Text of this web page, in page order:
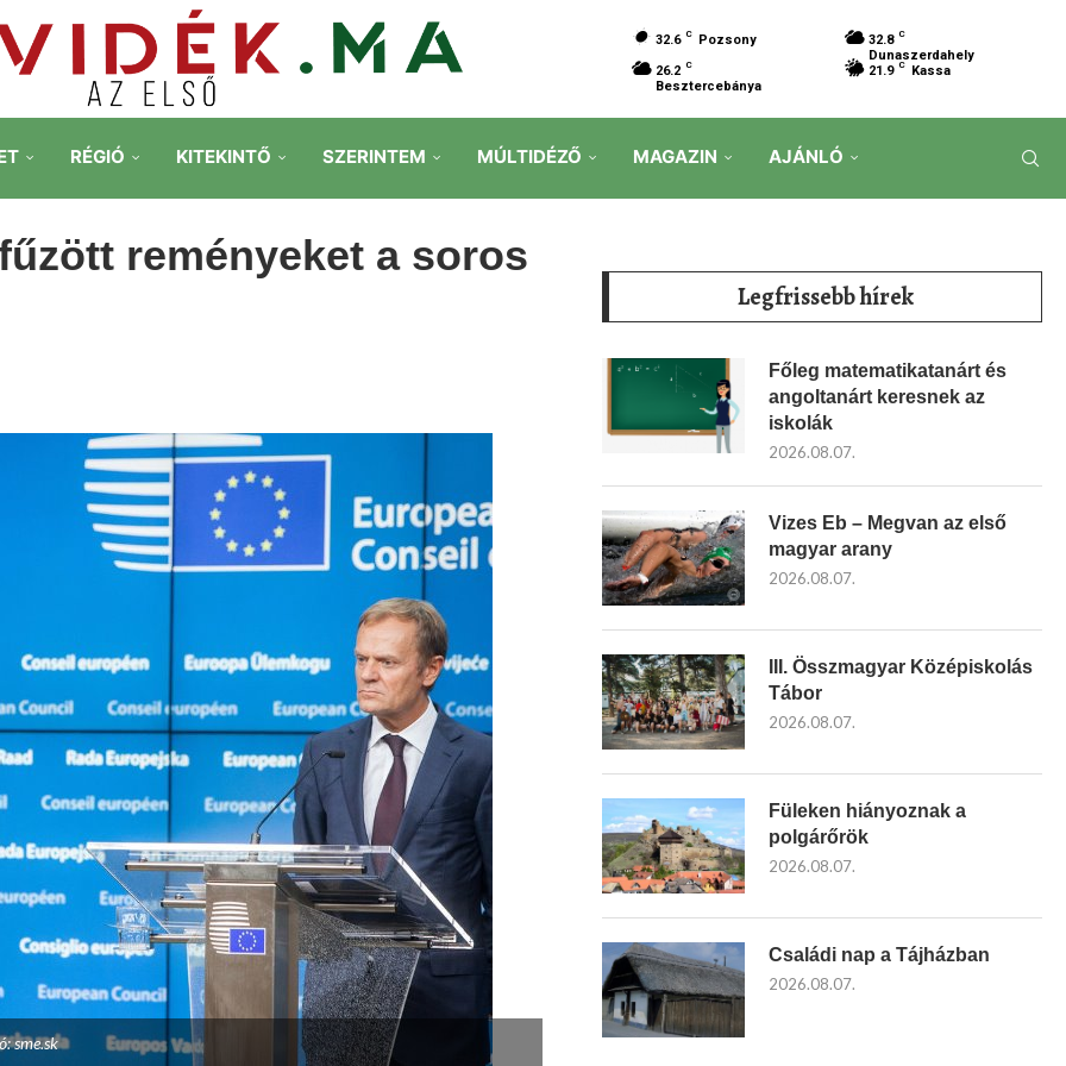
32.6 C Pozsony 32.8 C
Dunaszerdahely
26.2 C
Besztercebánya
21.9 C Kassa
RÉGIÓ KITEKINTŐ SZERINTEM MÚLTIDÉZŐ MAGAZIN AJÁNLÓ
reményeket a soros
sme.sk
Legfrissebb hírek
Főleg matematikatanárt és
angoltanárt keresnek az
iskolák
2026.08.07.
Vizes Eb – Megvan az első
magyar arany
2026.08.07.
III. Összmagyar Középiskolás
Tábor
2026.08.07.
Füleken hiányoznak a
polgárőrök
2026.08.07.
Családi nap a Tájházban
2026.08.07.